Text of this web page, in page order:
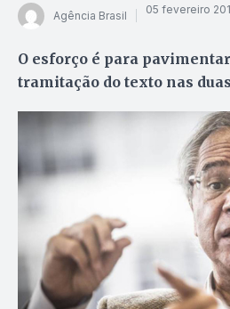
Agência Brasil 05 fevereiro
O esforço é para
tramitação do texto nas